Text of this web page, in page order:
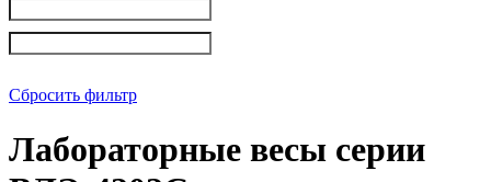
Сбросить фильтр
Лабораторные весы серии